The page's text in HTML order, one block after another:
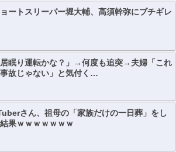
ートスリーパー堀大輔、高須幹弥にブチギレ
居眠り運転かな？」→何度も追突→夫婦「これ
故じゃない」と気付く…
さん、祖母の「家族だけの一日葬」をし
果ｗｗｗｗｗｗｗ